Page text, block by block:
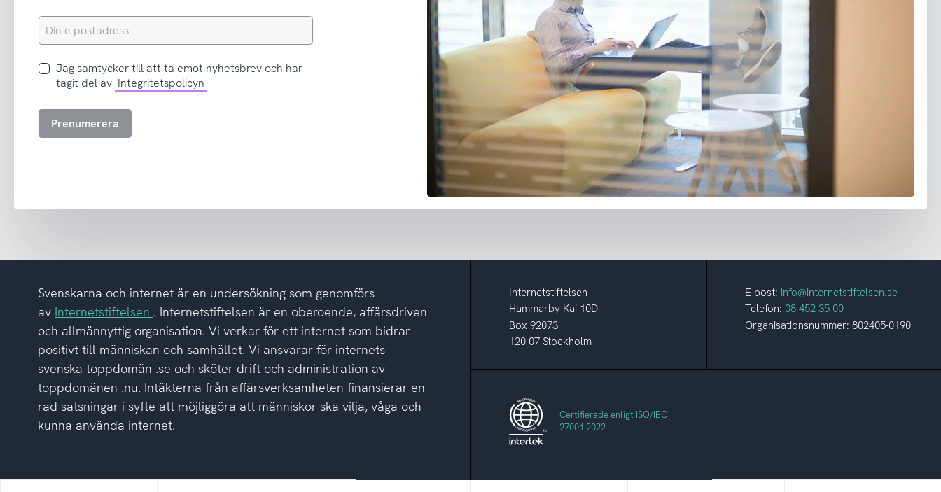
Din
e-
Jag
samtycker
att
tagit
integritetspolicyn
Jag samtycker till att ta emot nyhetsbrev och har
tagit del av Integritetspolicyn
Prenumerera
Svenskarna och internet är en undersökning som genomförs
av Internetstiftelsen . Internetstiftelsen är en oberoende, affärsdriven
och allmännyttig organisation. Vi verkar för ett internet som bidrar
positivt till människan och samhället. Vi ansvarar för internets
svenska toppdomän .se och sköter drift och administration av
toppdomänen .nu. Intäkterna från affärsverksamheten finansierar en
rad satsningar i syfte att möjliggöra att människor ska vilja, våga och
kunna använda internet.
Internetstiftelsen
Hammarby Kaj 10D
Box 92073
120 07 Stockholm
E-post: info@internetstiftelsen.se
Telefon: 08-452 35 00
Organisationsnummer: 802405-0190
Certifierade enligt ISO/IEC
27001:2022